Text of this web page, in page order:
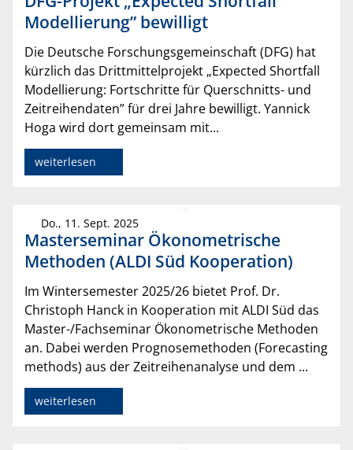
Modellierung” bewilligt
Die Deutsche Forschungsgemeinschaft (DFG) hat
kürzlich das Drittmittelprojekt „Expected Shortfall
Modellierung: Fortschritte für Querschnitts- und
Zeitreihendaten” für drei Jahre bewilligt. Yannick
Hoga wird dort gemeinsam mit...
weiterlesen
Do., 11. Sept. 2025
Masterseminar Ökonometrische
Methoden (ALDI Süd Kooperation)
Im Wintersemester 2025/26 bietet Prof. Dr.
Christoph Hanck in Kooperation mit ALDI Süd das
Master-/Fachseminar Ökonometrische Methoden
an. Dabei werden Prognosemethoden (Forecasting
methods) aus der Zeitreihenanalyse und dem ...
weiterlesen